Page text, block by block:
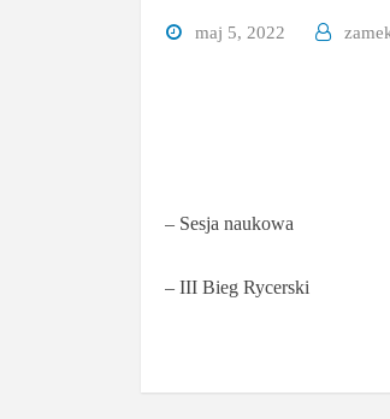
maj 5, 2022
– Sesja naukowa
– III Bieg Rycerski